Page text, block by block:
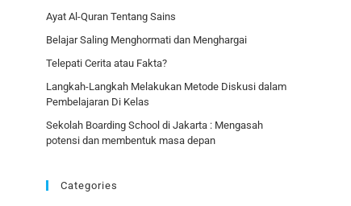
Ayat Al-Quran Tentang Sains
Belajar Saling Menghormati dan Menghargai
Telepati Cerita atau Fakta?
Langkah-Langkah Melakukan Metode Diskusi dalam
Pembelajaran Di Kelas
Sekolah Boarding School di Jakarta : Mengasah
potensi dan membentuk masa depan
Categories